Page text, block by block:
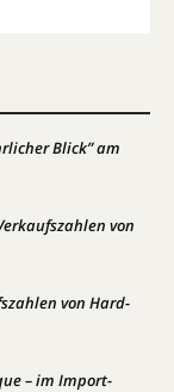
Blick” am
von
von Hard-
– im Import-